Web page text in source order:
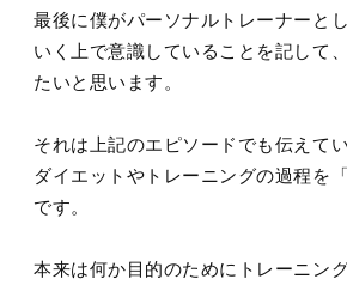
最後に僕がパーソナルトレーナーと
いく上で意識していることを記して
たいと思います。
それは上記のエピソードでも伝えて
ダイエットやトレーニングの過程を
です。
本来は何か目的のためにトレーニン